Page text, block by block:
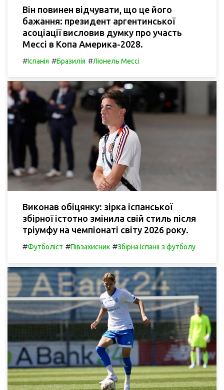
Він повинен відчувати, що це його
бажання: президент аргентинської
асоціації висловив думку про участь
Мессі в Копа Америка-2028.
#Іспанія #Бразилія #Ліонель Мессі
Виконав обіцянку: зірка іспанської
збірної істотно змінила свій стиль після
тріумфу на чемпіонаті світу 2026 року.
#Футболіст #Півзахисник #Збірна Іспанії з футболу